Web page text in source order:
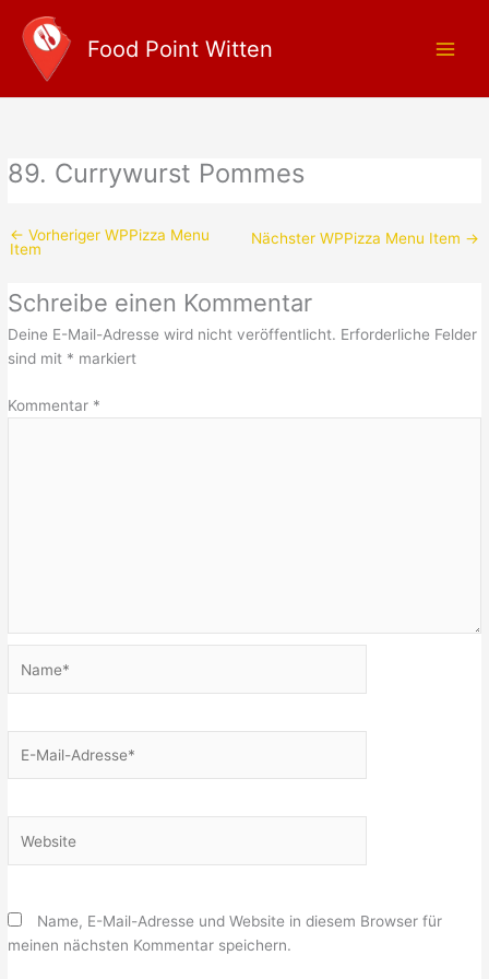
Inhalt
springen
Food Point Witten
89. Currywurst Pommes
← Vorheriger WPPizza Menu
Item
Nächster WPPizza Menu Item →
Schreibe einen Kommentar
Deine E-Mail-Adresse wird nicht veröffentlicht. Erforderliche Felder
sind mit * markiert
Kommentar *
Mail-
Name, E-Mail-Adresse und Website in diesem Browser für
meinen nächsten Kommentar speichern.